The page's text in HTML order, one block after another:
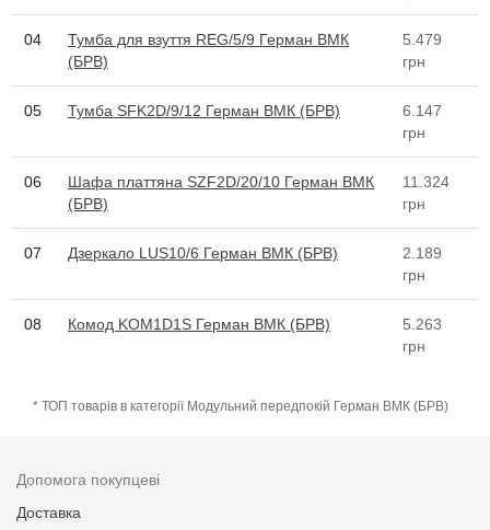
04
Тумба для взуття REG/5/9 Герман ВМК
(БРВ)
5.479
грн
05 Тумба SFK2D/9/12 Герман ВМК (БРВ)
6.147
грн
06
Шафа платтяна SZF2D/20/10 Герман ВМК
(БРВ)
11.324
грн
07 Дзеркало LUS10/6 Герман ВМК (БРВ)
2.189
грн
08 Комод KOM1D1S Герман ВМК (БРВ)
5.263
грн
* ТОП товарів в категорії Модульний передпокій Герман ВМК (БРВ)
Допомога покупцеві
Доставка